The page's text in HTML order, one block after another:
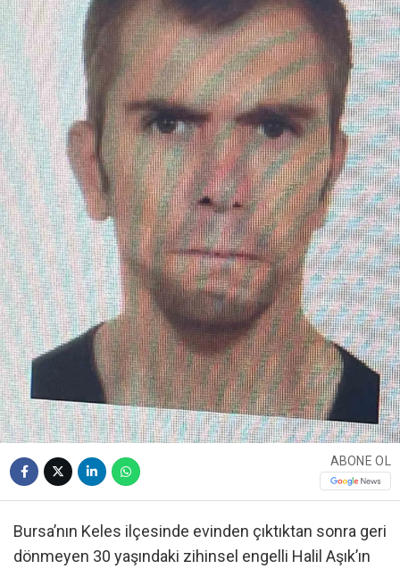
ABONE OL
Bursa’nın Keles ilçesinde evinden çıktıktan sonra geri
dönmeyen 30 yaşındaki zihinsel engelli Halil Aşık’ın